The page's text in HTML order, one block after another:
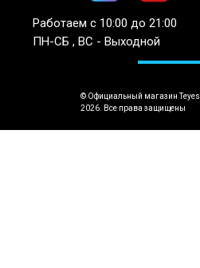
© Официальный магазин Teyes
2026. Все права защищены
Работаем с 10:00 до 21:00
ПН-СБ , ВС - Выходной